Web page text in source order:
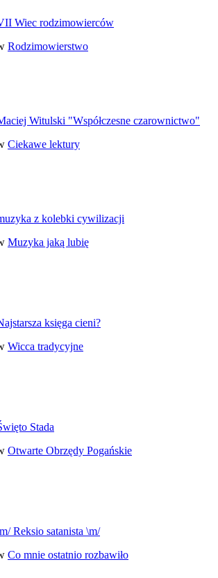
Wiec rodzimowierców
Rodzimowierstwo
Witulski "Współczesne czarownictwo"
Ciekawe lektury
z kolebki cywilizacji
Muzyka jaką lubię
księga cieni?
Wicca tradycyjne
Stada
Otwarte Obrzędy Pogańskie
Reksio satanista \m/
Co mnie ostatnio rozbawiło